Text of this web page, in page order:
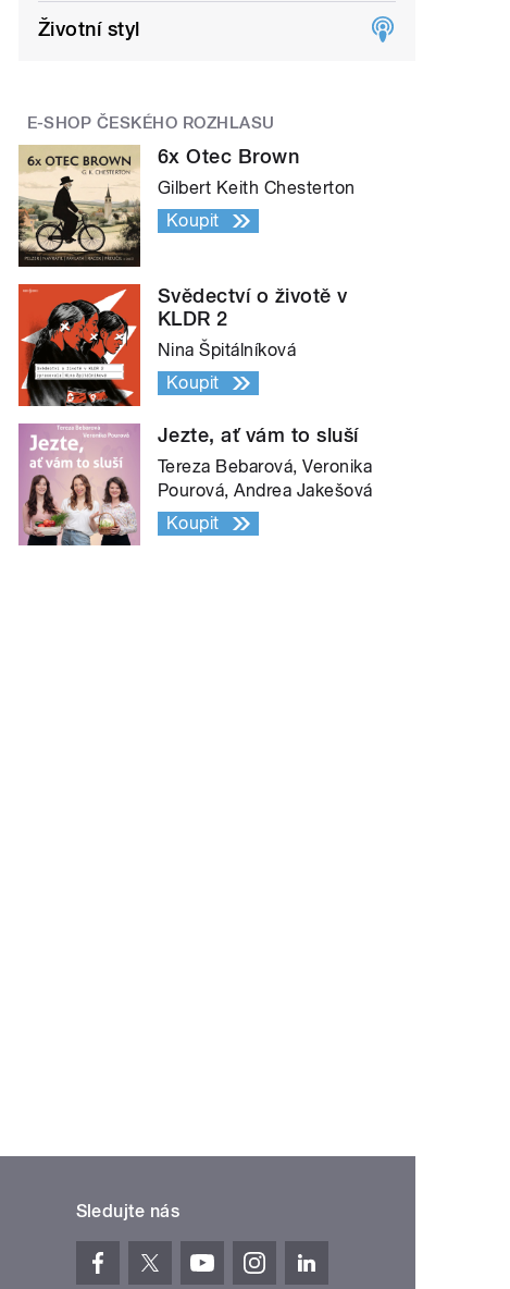
Životní styl
E-SHOP ČESKÉHO ROZHLASU
6x Otec Brown
Gilbert Keith Chesterton
Koupit
Svědectví o životě v
KLDR 2
Nina Špitálníková
Koupit
Jezte, ať vám to sluší
Tereza Bebarová, Veronika
Pourová, Andrea Jakešová
Koupit
Sledujte nás